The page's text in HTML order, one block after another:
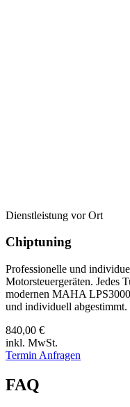
Dienstleistung vor Ort
Chiptuning
Professionelle und
Motorsteuergeräten. Jedes
modernen MAHA
und individuell abgestimmt.
840,00 €
inkl. MwSt.
Termin Anfragen
FAQ